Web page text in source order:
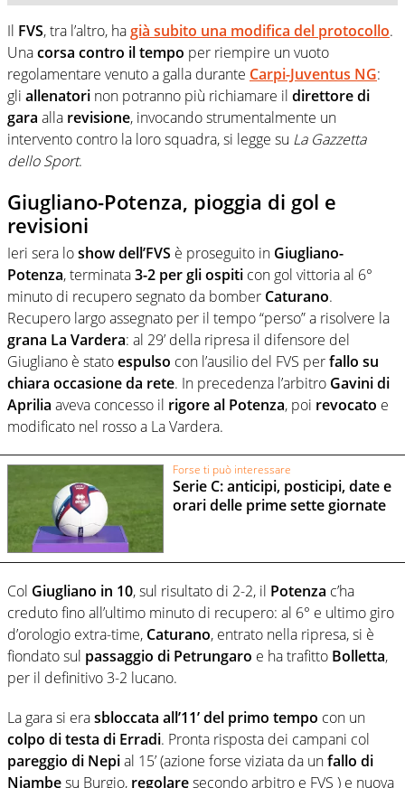
Il FVS, tra l’altro, hagià subito una modifica del protocollo.
Unacorsa contro il tempo per riempire un vuoto
regolamentare venuto a galla durante Carpi-Juventus NG:
gli allenatori non potranno più richiamare il direttore di
gara alla revisione, invocando strumentalmente un
intervento contro la loro squadra, si legge su La Gazzetta
dello Sport.
Giugliano-Potenza, pioggia di gol e
revisioni
Ieri sera loshow dell’FVS è proseguito in Giugliano-
Potenza, terminata3-2 per gli ospiti con gol vittoria al 6°
minuto di recupero segnato da bomber Caturano.
Recupero largo assegnato per il tempo “perso” a risolvere la
grana La Vardera: al 29’ della ripresa il difensore del
Giugliano è statoespulso con l’ausilio del FVS perfallo su
chiara occasione da rete. In precedenza l’arbitro Gavini di
Aprilia aveva concesso il rigore al Potenza, poi revocato e
modificato nel rosso a La Vardera.
Forse ti può interessare
Serie C: anticipi, posticipi, date e
orari delle prime sette giornate
Col Giugliano in 10, sul risultato di 2-2, il Potenza c’ha
creduto fino all’ultimo minuto di recupero: al 6° e ultimo giro
d’orologio extra-time, Caturano, entrato nella ripresa, si è
fiondato sul passaggio di Petrungaro e ha trafitto Bolletta,
per il definitivo 3-2 lucano.
La gara si erasbloccata all’11’ del primo tempo con un
colpo di testa di Erradi. Pronta risposta dei campani col
pareggio di Nepial 15’ (azione forse viziata da unfallo di
Njambesu Burgio, regolaresecondo arbitro e FVS ) e nuova